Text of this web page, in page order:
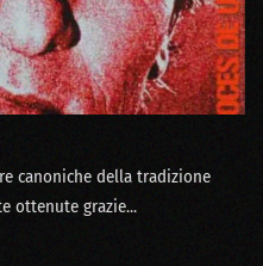
canoniche della tradizione
ottenute grazie...